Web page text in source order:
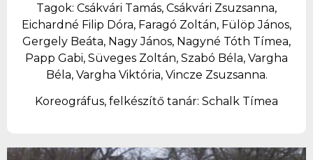
Tagok: Csákvári Tamás, Csákvári Zsuzsanna,
Eichardné Filip Dóra, Faragó Zoltán, Fülöp János,
Gergely Beáta, Nagy János, Nagyné Tóth Tímea,
Papp Gabi, Süveges Zoltán, Szabó Béla, Vargha
Béla, Vargha Viktória, Vincze Zsuzsanna.
Koreográfus, felkészítő tanár: Schalk Tímea